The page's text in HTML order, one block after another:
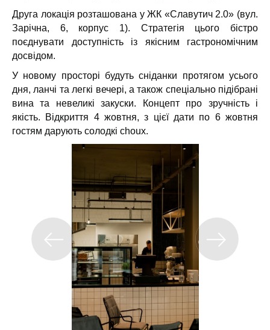
Друга локація розташована у ЖК «Славутич 2.0» (вул.
Зарічна, 6, корпус 1). Стратегія цього бістро
поєднувати доступність із якісним гастрономічним
досвідом.
У новому просторі будуть сніданки протягом усього
дня, ланчі та легкі вечері, а також спеціально підібрані
вина та невеликі закуски. Концепт про зручність і
якість. Відкриття 4 жовтня, з цієї дати по 6 жовтня
гостям дарують солодкі choux.